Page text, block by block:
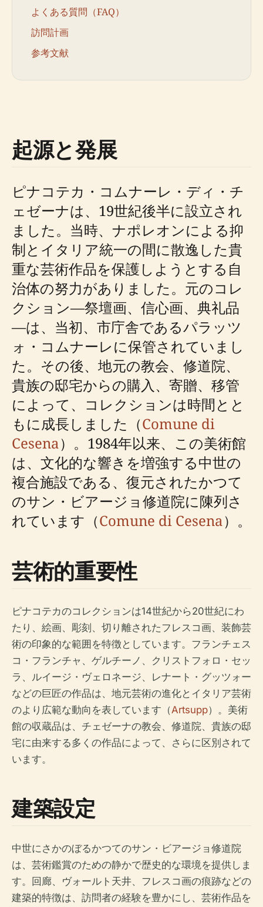
よくある質問（FAQ）
訪問計画
参考文献
起源と発展
ピナコテカ・コムナーレ・ディ・チ
ェゼーナは、19世紀後半に設立され
ました。当時、ナポレオンによる抑
制とイタリア統一の間に散逸した貴
重な芸術作品を保護しようとする自
治体の努力がありました。元のコレ
クション—祭壇画、信心画、典礼品
—は、当初、市庁舎であるパラッツ
ォ・コムナーレに保管されていまし
た。その後、地元の教会、修道院、
貴族の邸宅からの購入、寄贈、移管
によって、コレクションは時間とと
もに成長しました（Comune di
Cesena）。1984年以来、この美術館
は、文化的な響きを増強する中世の
複合施設である、復元されたかつて
のサン・ビアージョ修道院に陳列さ
れています（Comune di Cesena）。
芸術的重要性
ピナコテカのコレクションは14世紀から20世紀にわ
たり、絵画、彫刻、切り離されたフレスコ画、装飾芸
術の印象的な範囲を特徴としています。フランチェス
コ・フランチャ、ゲルチーノ、クリストフォロ・セッ
ラ、ルイージ・ヴェロネージ、レナート・グッツォー
などの巨匠の作品は、地元芸術の進化とイタリア芸術
のより広範な動向を表しています（Artsupp）。美術
館の収蔵品は、チェゼーナの教会、修道院、貴族の邸
宅に由来する多くの作品によって、さらに区別されて
います。
建築設定
中世にさかのぼるかつてのサン・ビアージョ修道院
は、芸術鑑賞のための静かで歴史的な環境を提供しま
す。回廊、ヴォールト天井、フレスコ画の痕跡などの
建築的特徴は、訪問者の経験を豊かにし、芸術作品を